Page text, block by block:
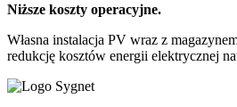
Niższe koszty operacyjne.
Własna instalacja PV wraz z
redukcję kosztów energii elektrycznej